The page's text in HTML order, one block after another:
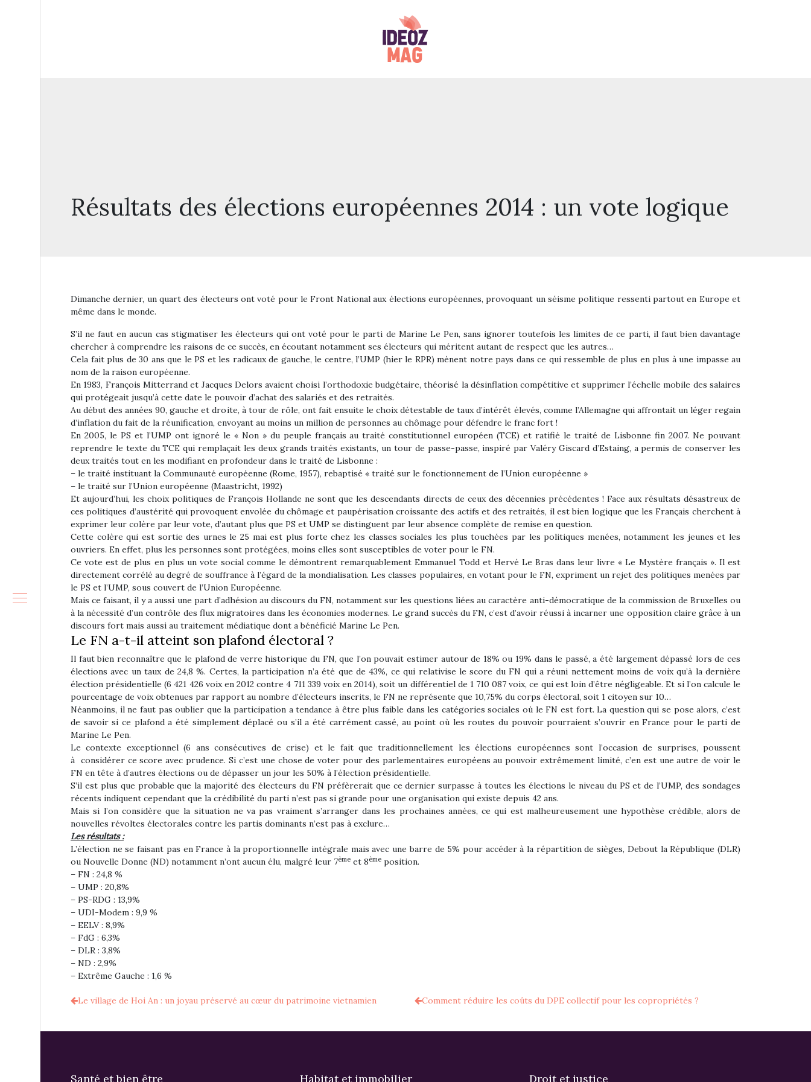
Résultats des élections européennes 2014 : un vote logique
Dimanche dernier, un quart des électeurs ont voté pour le Front National aux élections européennes, provoquant un séisme politique ressenti partout en Europe et
même dans le monde.
S’il ne faut en aucun cas stigmatiser les électeurs qui ont voté pour le parti de Marine Le Pen, sans ignorer toutefois les limites de ce parti, il faut bien davantage
chercher à comprendre les raisons de ce succès, en écoutant notamment ses électeurs qui méritent autant de respect que les autres…
Cela fait plus de 30 ans que le PS et les radicaux de gauche, le centre, l’UMP (hier le RPR) mènent notre pays dans ce qui ressemble de plus en plus à une impasse au
nom de la raison européenne.
En 1983, François Mitterrand et Jacques Delors avaient choisi l’orthodoxie budgétaire, théorisé la désinflation compétitive et supprimer l’échelle mobile des salaires
qui protégeait jusqu’à cette date le pouvoir d’achat des salariés et des retraités.
Au début des années 90, gauche et droite, à tour de rôle, ont fait ensuite le choix détestable de taux d’intérêt élevés, comme l’Allemagne qui affrontait un léger regain
d’inflation du fait de la réunification, envoyant au moins un million de personnes au chômage pour défendre le franc fort !
En 2005, le PS et l’UMP ont ignoré le « Non » du peuple français au traité constitutionnel européen (TCE) et ratifié le traité de Lisbonne fin 2007. Ne pouvant
reprendre le texte du TCE qui remplaçait les deux grands traités existants, un tour de passe-passe, inspiré par Valéry Giscard d’Estaing, a permis de conserver les
deux traités tout en les modifiant en profondeur dans le traité de Lisbonne :
– le traité instituant la Communauté européenne (Rome, 1957), rebaptisé « traité sur le fonctionnement de l’Union européenne »
– le traité sur l’Union européenne (Maastricht, 1992)
Et aujourd’hui, les choix politiques de François Hollande ne sont que les descendants directs de ceux des décennies précédentes ! Face aux résultats désastreux de
ces politiques d’austérité qui provoquent envolée du chômage et paupérisation croissante des actifs et des retraités, il est bien logique que les Français cherchent à
exprimer leur colère par leur vote, d’autant plus que PS et UMP se distinguent par leur absence complète de remise en question.
Cette colère qui est sortie des urnes le 25 mai est plus forte chez les classes sociales les plus touchées par les politiques menées, notamment les jeunes et les
ouvriers. En effet, plus les personnes sont protégées, moins elles sont susceptibles de voter pour le FN.
Ce vote est de plus en plus un vote social comme le démontrent remarquablement Emmanuel Todd et Hervé Le Bras dans leur livre « Le Mystère français ». Il est
directement corrélé au degré de souffrance à l’égard de la mondialisation. Les classes populaires, en votant pour le FN, expriment un rejet des politiques menées par
le PS et l’UMP, sous couvert de l’Union Européenne.
Mais ce faisant, il y a aussi une part d’adhésion au discours du FN, notamment sur les questions liées au caractère anti-démocratique de la commission de Bruxelles ou
à la nécessité d’un contrôle des flux migratoires dans les économies modernes. Le grand succès du FN, c’est d’avoir réussi à incarner une opposition claire grâce à un
discours fort mais aussi au traitement médiatique dont a bénéficié Marine Le Pen.
Le FN a-t-il atteint son plafond électoral ?
Il faut bien reconnaître que le plafond de verre historique du FN, que l’on pouvait estimer autour de 18% ou 19% dans le passé, a été largement dépassé lors de ces
élections avec un taux de 24,8 %. Certes, la participation n’a été que de 43%, ce qui relativise le score du FN qui a réuni nettement moins de voix qu’à la dernière
élection présidentielle (6 421 426 voix en 2012 contre 4 711 339 voix en 2014), soit un différentiel de 1 710 087 voix, ce qui est loin d’être négligeable. Et si l’on calcule le
pourcentage de voix obtenues par rapport au nombre d’électeurs inscrits, le FN ne représente que 10,75% du corps électoral, soit 1 citoyen sur 10…
Néanmoins, il ne faut pas oublier que la participation a tendance à être plus faible dans les catégories sociales où le FN est fort. La question qui se pose alors, c’est
de savoir si ce plafond a été simplement déplacé ou s’il a été carrément cassé, au point où les routes du pouvoir pourraient s’ouvrir en France pour le parti de
Marine Le Pen.
Le contexte exceptionnel (6 ans consécutives de crise) et le fait que traditionnellement les élections européennes sont l’occasion de surprises, poussent
à considérer ce score avec prudence. Si c’est une chose de voter pour des parlementaires européens au pouvoir extrêmement limité, c’en est une autre de voir le
FN en tête à d’autres élections ou de dépasser un jour les 50% à l’élection présidentielle.
S’il est plus que probable que la majorité des électeurs du FN préfèrerait que ce dernier surpasse à toutes les élections le niveau du PS et de l’UMP, des sondages
récents indiquent cependant que la crédibilité du parti n’est pas si grande pour une organisation qui existe depuis 42 ans.
Mais si l’on considère que la situation ne va pas vraiment s’arranger dans les prochaines années, ce qui est malheureusement une hypothèse crédible, alors de
nouvelles révoltes électorales contre les partis dominants n’est pas à exclure…
Les résultats :
L’élection ne se faisant pas en France à la proportionnelle intégrale mais avec une barre de 5% pour accéder à la répartition de sièges, Debout la République (DLR)
ou Nouvelle Donne (ND) notamment n’ont aucun élu, malgré leur 7ème et 8ème position.
– FN : 24,8 %
– UMP : 20,8%
– PS-RDG : 13,9%
– UDI-Modem : 9,9 %
– EELV : 8,9%
– FdG : 6,3%
– DLR : 3,8%
– ND : 2,9%
– Extrême Gauche : 1,6 %
Le village de Hoi An : un joyau préservé au cœur du patrimoine vietnamien Comment réduire les coûts du DPE collectif pour les copropriétés ?
Santé et bien être Habitat et immobilier Droit et justice